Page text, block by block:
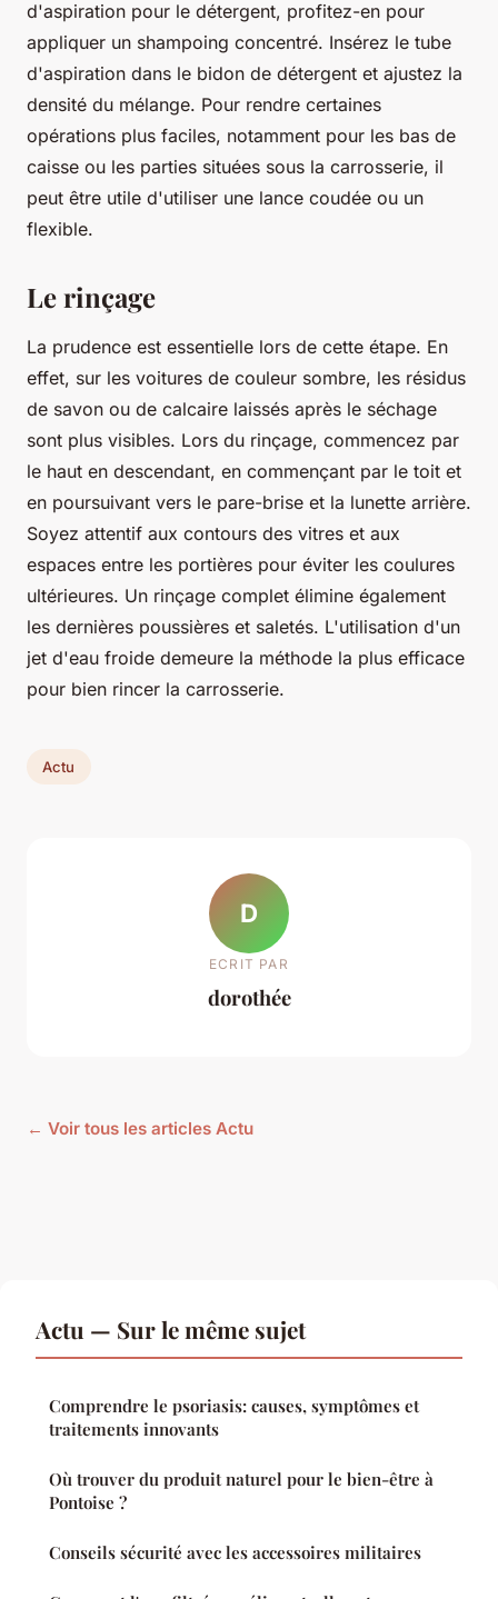
d'aspiration pour le détergent, profitez-en pour
appliquer un shampoing concentré. Insérez le tube
d'aspiration dans le bidon de détergent et ajustez la
densité du mélange. Pour rendre certaines
opérations plus faciles, notamment pour les bas de
caisse ou les parties situées sous la carrosserie, il
peut être utile d'utiliser une lance coudée ou un
flexible.
Le rinçage
La prudence est essentielle lors de cette étape. En
effet, sur les voitures de couleur sombre, les résidus
de savon ou de calcaire laissés après le séchage
sont plus visibles. Lors du rinçage, commencez par
le haut en descendant, en commençant par le toit et
en poursuivant vers le pare-brise et la lunette arrière.
Soyez attentif aux contours des vitres et aux
espaces entre les portières pour éviter les coulures
ultérieures. Un rinçage complet élimine également
les dernières poussières et saletés. L'utilisation d'un
jet d'eau froide demeure la méthode la plus efficace
pour bien rincer la carrosserie.
Actu
D
ECRIT PAR
dorothée
← Voir tous les articles Actu
Actu — Sur le même sujet
Comprendre le psoriasis: causes, symptômes et
traitements innovants
Où trouver du produit naturel pour le bien-être à
Pontoise ?
Conseils sécurité avec les accessoires militaires